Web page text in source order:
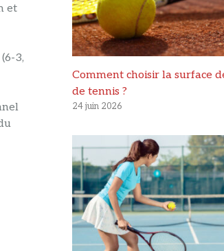
et
3,
Comment choisir la surface
de tennis ?
24 juin 2026